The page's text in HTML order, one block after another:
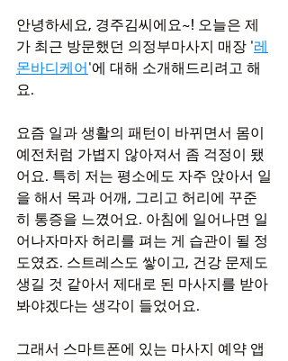
안녕하세요, 경주김씨에요~! 오늘은 제
가 최근 방문했던 의정부마사지 매장 '레
몬바디케어'에 대해 소개해드리려고 해
요.
요즘 일과 생활의 패턴이 바뀌면서 몸이
예전처럼 가볍지 않아져서 좀 걱정이 됐
어요. 특히 저는 평소에도 자주 앉아서 일
을 해서 목과 어깨, 그리고 허리에 꾸준
히 통증을 느꼈어요. 아침에 일어나면 일
어나자마자 허리를 펴는 게 습관이 될 정
도였죠. 스트레스도 쌓이고, 건강 문제도
생길 것 같아서 제대로 된 마사지를 받아
봐야겠다는 생각이 들었어요.
그래서 스마트폰에 있는 마사지 예약 앱